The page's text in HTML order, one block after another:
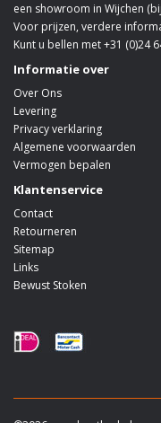
een showroom in Wijchen
Voor prijzen, verdere
Kunt u bellen met +31 (0)24
Informatie over
Over Ons
Levering
Privacy verklaring
Algemene voorwaarden
Vermogen bepalen
Klantenservice
Contact
Retourneren
Sitemap
Links
Bewust Stoken